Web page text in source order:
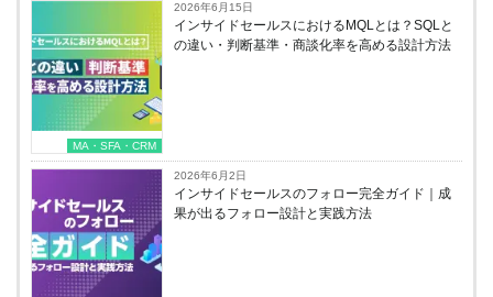
MA・SFA・CRM
2026年6月15日
インサイドセールスにおけるMQLとは？SQLと
の違い・判断基準・商談化率を高める設計方法
2026年6月2日
インサイドセールスのフォロー完全ガイド｜成
果が出るフォロー設計と実践方法